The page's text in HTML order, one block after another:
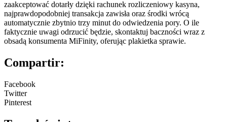
zaakceptować dotarły dzięki rachunek rozliczeniowy kasyna,
najprawdopodobniej transakcja zawisła oraz środki wrócą
automatycznie zbytnio trzy minut do odwiedzenia pory. O ile
faktycznie uwagi odrzucić będzie, skontaktuj baczności wraz z
obsadą konsumenta MiFinity, oferując plakietka sprawie.
Compartir:
Facebook
Twitter
Pinterest